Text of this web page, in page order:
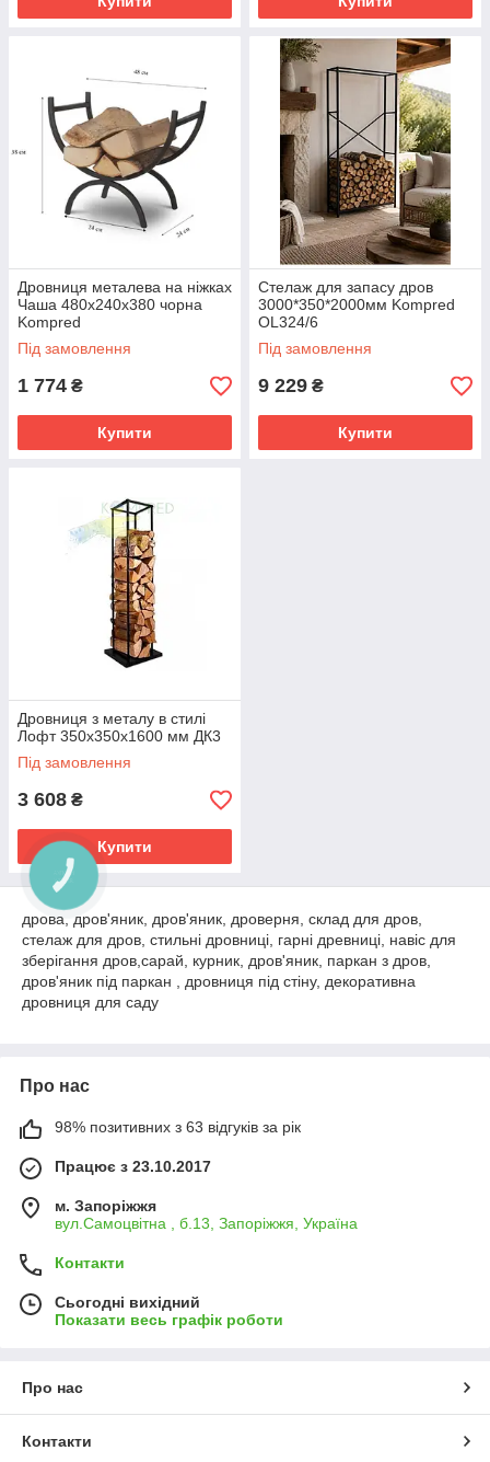
Дровниця металева на ніжках
Чаша 480х240х380 чорна
Kompred
Під замовлення
1 774 ₴
Купити
Стелаж для запасу дров
3000*350*2000мм Kompred
OL324/6
Під замовлення
9 229 ₴
Купити
Дровниця з металу в стилі
Лофт 350х350х1600 мм ДК3
Під замовлення
3 608 ₴
Купити
дрова, дров'яник, дров'яник, дроверня, склад для дров,
стелаж для дров, стильні дровниці, гарні древниці, навіс для
зберігання дров,сарай, курник, дров'яник, паркан з дров,
дров'яник під паркан , дровниця під стіну, декоративна
дровниця для саду
Про нас
98% позитивних з 63 відгуків за рік
Працює з 23.10.2017
м. Запоріжжя
вул.Самоцвітна , б.13, Запоріжжя, Україна
Контакти
Сьогодні вихідний
Показати весь графік роботи
Про нас
Контакти